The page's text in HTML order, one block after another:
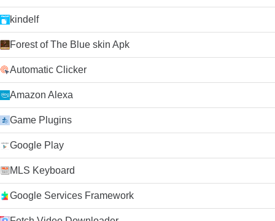
kindelf
Forest of The Blue skin Apk
Automatic Clicker
Amazon Alexa
Game Plugins
Google Play
MLS Keyboard
Google Services Framework